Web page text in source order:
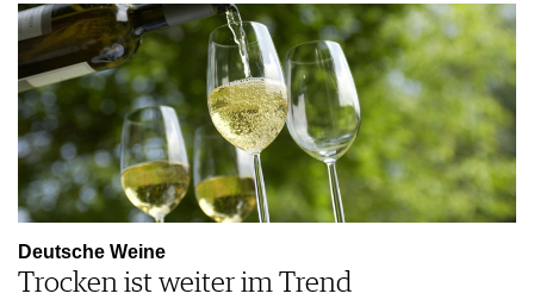
Deutsche Weine
Trocken ist weiter im Trend